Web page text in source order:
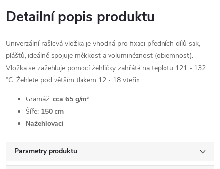
Detailní popis produktu
Univerzální rašlová vložka je vhodná pro fixaci předních dílů sak,
plášťů, ideálně spojuje měkkost a voluminéznost (objemnost).
Vložka se zažehluje pomocí žehličky zahřáté na teplotu 121 - 132
°C. Žehlete pod větším tlakem 12 - 18 vteřin.
Gramáž: cca 65 g/m²
Šíře: 150 cm
Nažehlovací
Parametry produktu